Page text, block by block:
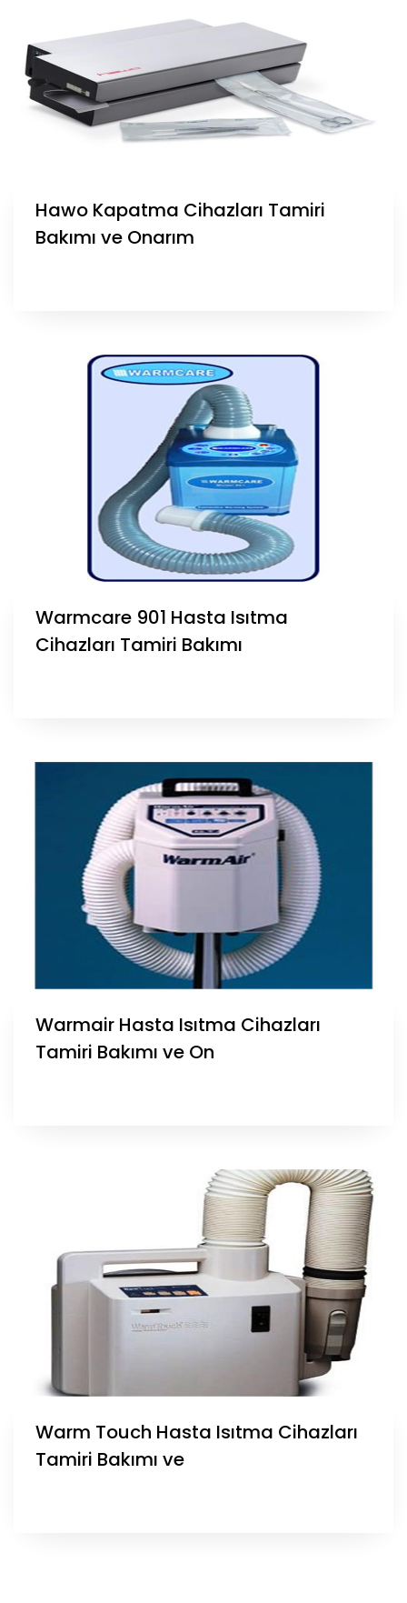
Hawo Kapatma Cihazları Tamiri
Bakımı ve Onarım
Warmcare 901 Hasta Isıtma
Cihazları Tamiri Bakımı
Warmair Hasta Isıtma Cihazları
Tamiri Bakımı ve On
Warm Touch Hasta Isıtma Cihazları
Tamiri Bakımı ve